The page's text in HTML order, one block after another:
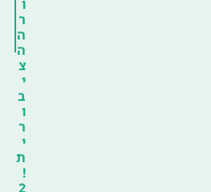
ו
ר
ה
ה
צ
י
ב
ו
ר
י
ת
!
2